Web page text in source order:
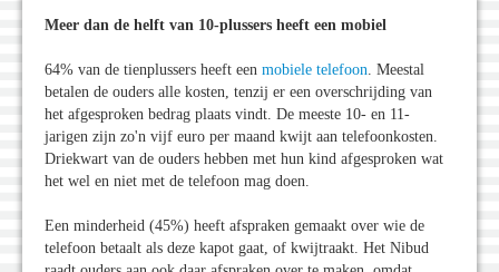
Meer dan de helft van 10-plussers heeft een mobiel
64% van de tienplussers heeft een mobiele telefoon. Meestal
betalen de ouders alle kosten, tenzij er een overschrijding van
het afgesproken bedrag plaats vindt. De meeste 10- en 11-
jarigen zijn zo'n vijf euro per maand kwijt aan telefoonkosten.
Driekwart van de ouders hebben met hun kind afgesproken wat
het wel en niet met de telefoon mag doen.
Een minderheid (45%) heeft afspraken gemaakt over wie de
telefoon betaalt als deze kapot gaat, of kwijtraakt. Het Nibud